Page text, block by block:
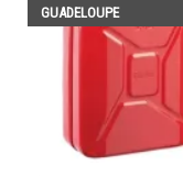
GUADELOUPE